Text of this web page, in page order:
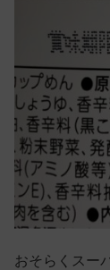
おそらくスー